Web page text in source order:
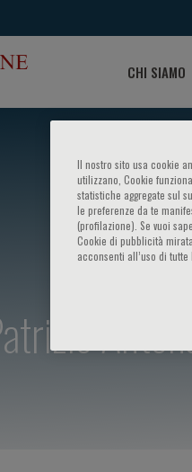
CHI SIAMO
Il nostro sito usa cookie
utilizzano, Cookie
statistiche aggregate sul
le preferenze da te
(profilazione). Se vuoi
Cookie di pubblicità
acconsenti all’uso di